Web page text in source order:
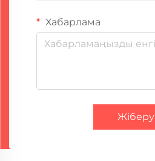
Хабарлама
Жіберу